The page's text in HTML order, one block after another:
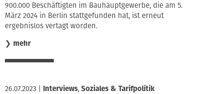
900.000 Beschäftigten im Bauhauptgewerbe, die am 5.
März 2024 in Berlin stattgefunden hat, ist erneut
ergebnislos vertagt worden.
❯ mehr
26.07.2023 Interviews, Soziales & Tarifpolitik